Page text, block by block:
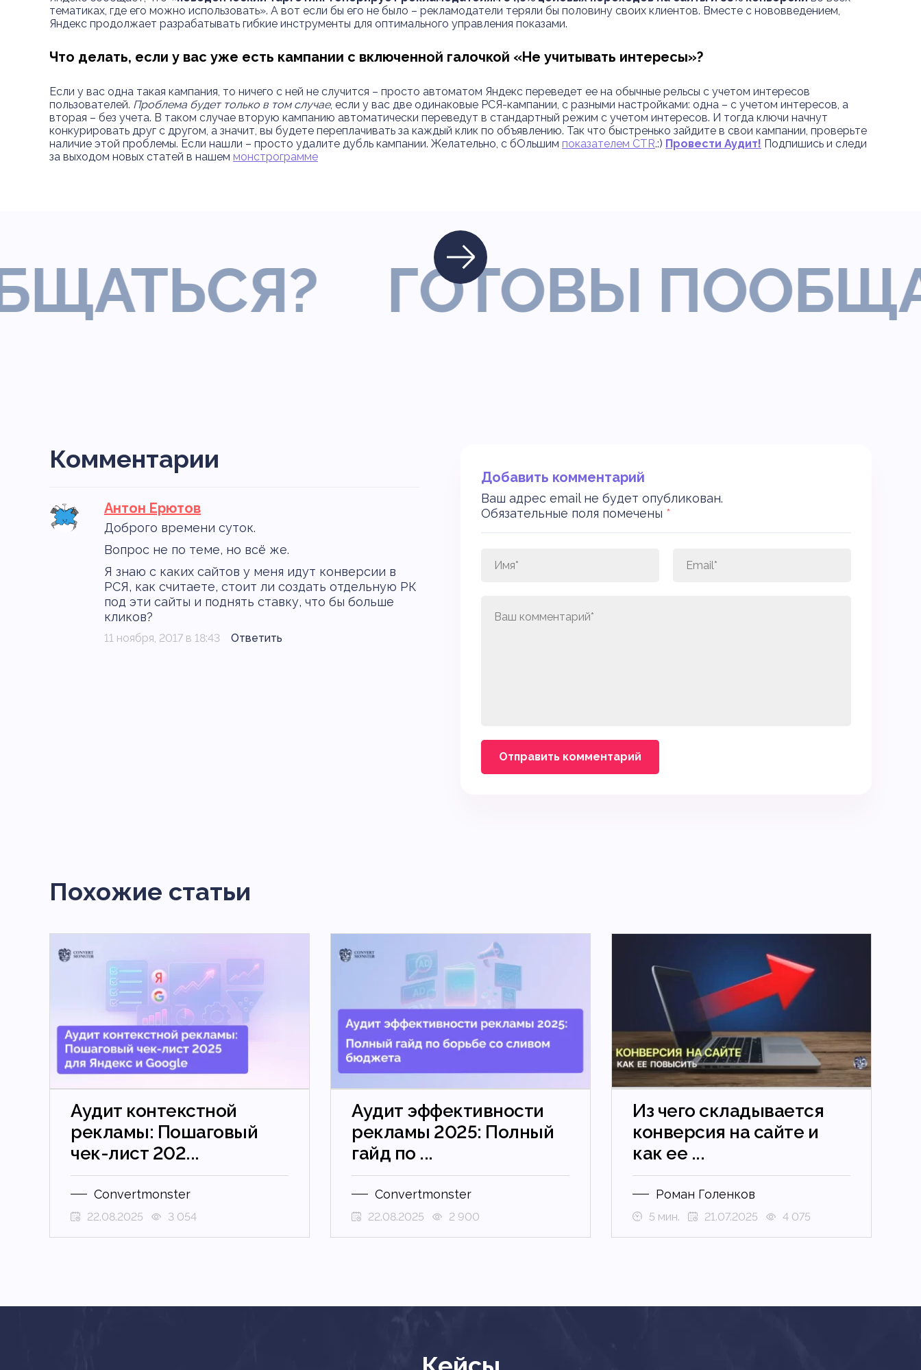
тематиках, где его можно использовать». А вот если бы его не было – рекламодатели теряли бы половину своих клиентов. Вместе с нововведением,
Яндекс продолжает разрабатывать гибкие инструменты для оптимального управления показами.
Что делать, если у вас уже есть кампании с включенной галочкой «Не учитывать интересы»?
Если у вас одна такая кампания, то ничего с ней не случится – просто автоматом Яндекс переведет ее на обычные рельсы с учетом интересов
пользователей. Проблема будет только в том случае, если у вас две одинаковые РСЯ-кампании, с разными настройками: одна – с учетом интересов, а
вторая – без учета. В таком случае вторую кампанию автоматически переведут в стандартный режим с учетом интересов. И тогда ключи начнут
конкурировать друг с другом, а значит, вы будете переплачивать за каждый клик по объявлению. Так что быстренько зайдите в свои кампании, проверьте
наличие этой проблемы. Если нашли – просто удалите дубль кампании. Желательно, с бОльшим показателем CTR.:) Провести Аудит! Подпишись и следи
за выходом новых статей в нашем монстрограмме
ГОТОВЫ
Комментарии
Антон Ерютов
Доброго времени суток.
Вопрос не по теме, но всё же.
Я знаю с каких сайтов у меня идут конверсии в
РСЯ, как считаете, стоит ли создать отдельную РК
под эти сайты и поднять ставку, что бы больше
кликов?
11 ноября, 2017 в 18:43 Ответить
Добавить комментарий
Ваш адрес email не будет опубликован.
Обязательные поля помечены *
Похожие статьи
Аудит контекстной
рекламы: Пошаговый
чек-лист 202...
Convertmonster
22.08.2025 3 054
Аудит эффективности
рекламы 2025: Полный
гайд по ...
Convertmonster
22.08.2025 2 900
Из чего складывается
конверсия на сайте и
как ее ...
Роман Голенков
5 мин. 21.07.2025 4 075